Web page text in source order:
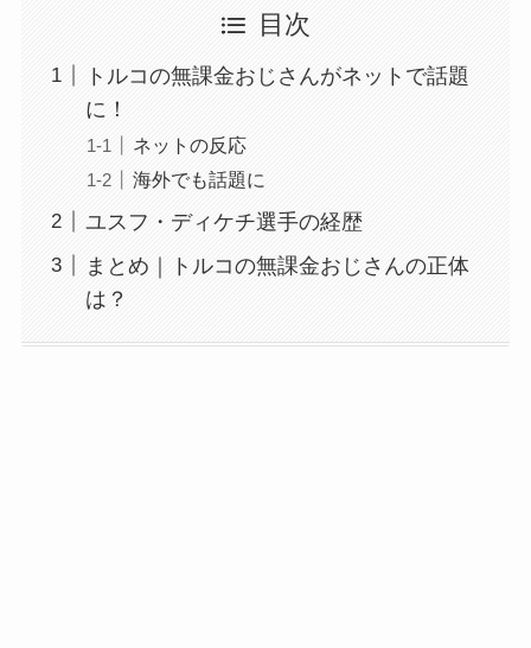
目次
トルコの無課金おじさんがネットで話題
に！
ネットの反応
海外でも話題に
ユスフ・ディケチ選手の経歴
まとめ｜トルコの無課金おじさんの正体
は？